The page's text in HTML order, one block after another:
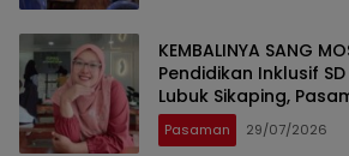
KEMBALINYA SANG
Pendidikan Inklusif
Lubuk Sikaping,
Rahmawati Ismar SS (
Lubuk Sikaping,
Pasaman 29/07/2026